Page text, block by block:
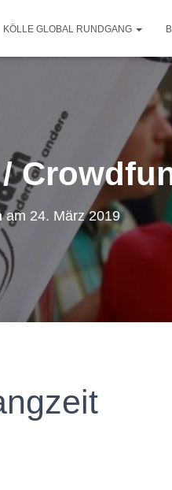
KÖLLE GLOBAL RUNDGANG
am 24. März 2019